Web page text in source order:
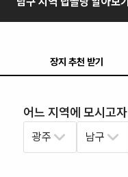
장지 추천 받기
어느 지역에 모시고
광주 남구